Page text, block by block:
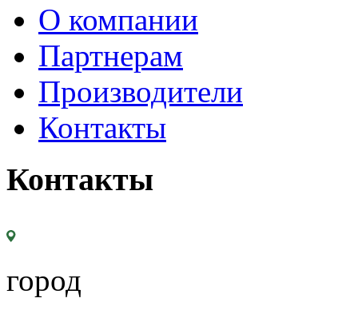
О компании
Партнерам
Производители
Контакты
Контакты
город